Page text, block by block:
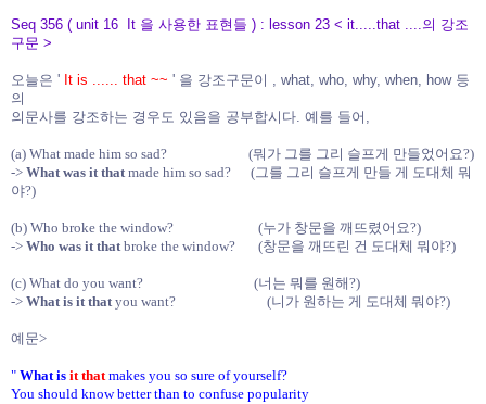
Seq 356 ( unit 16 It 을 사용한 표현들 ) : lesson 23 < it.....that ....의 강조
구문 >
오늘은 ' It is ...... that ~~ ' 을 강조구문이 , what, who, why, when, how 등
의
의문사를 강조하는 경우도 있음을 공부합시다. 예를 들어,
(a) What made him so sad? (뭐가 그를 그리 슬프게 만들었어요?)
-> What was it thatmade him so sad? (그를 그리 슬프게 만들 게 도대체 뭐
야?)
(b) Who broke the window? (누가 창문을 깨뜨렸어요?)
-> Who was it thatbroke the window? (창문을 깨뜨린 건 도대체 뭐야?)
(c) What do you want? (너는 뭐를 원해?)
-> What is it thatyou want? (니가 원하는 게 도대체 뭐야?)
예문>
" What is it that makes you so sure of yourself?
You should know better than to confuse popularity